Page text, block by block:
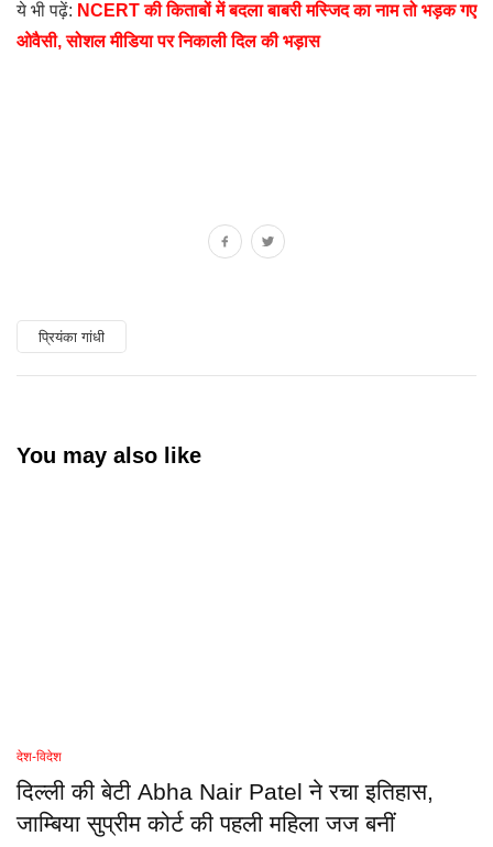
ये भी पढ़ें: NCERT की किताबों में बदला बाबरी मस्जिद का नाम तो भड़क गए
ओवैसी, सोशल मीडिया पर निकाली दिल की भड़ास
प्रियंका गांधी
You may also like
देश-विदेश
दिल्ली की बेटी Abha Nair Patel ने रचा इतिहास,
जाम्बिया सुप्रीम कोर्ट की पहली महिला जज बनीं